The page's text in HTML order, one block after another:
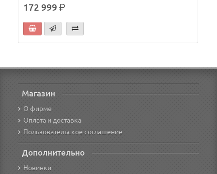
172 999р.
Магазин
О фирме
Оплата и доставка
Пользовательское соглашение
Дополнительно
Новинки